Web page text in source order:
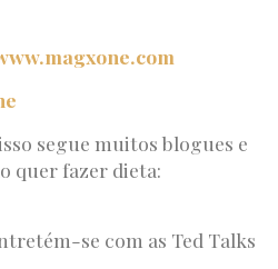
segue muitos blogues e
quer fazer dieta:
se com as Ted Talks